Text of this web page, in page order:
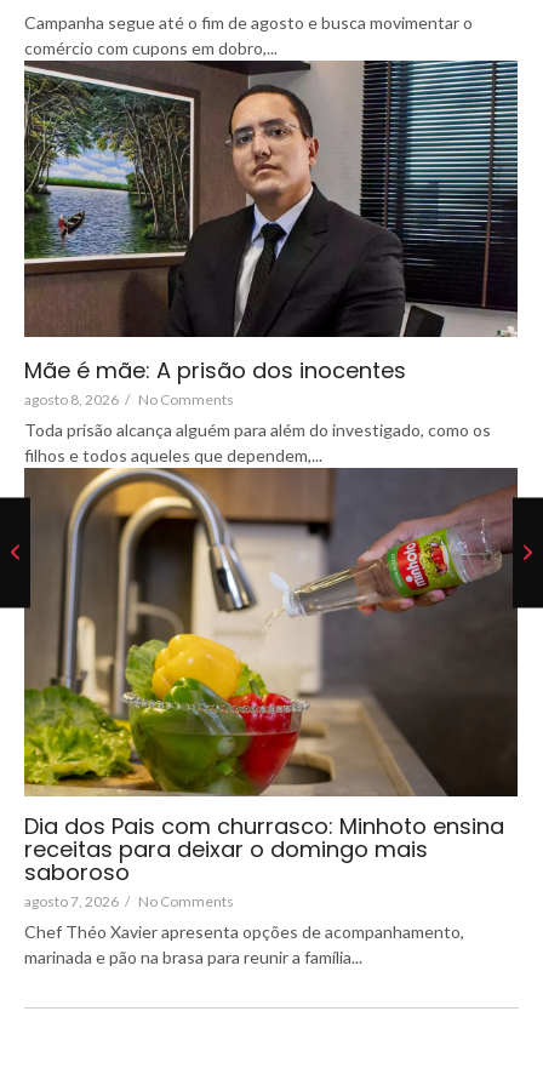
Campanha segue até o fim de agosto e busca movimentar o
comércio com cupons em dobro,...
Mãe é mãe: A prisão dos inocentes
agosto 8, 2026 / No Comments
Toda prisão alcança alguém para além do investigado, como os
filhos e todos aqueles que dependem,...
Dia dos Pais com churrasco: Minhoto ensina
receitas para deixar o domingo mais
saboroso
agosto 7, 2026 / No Comments
Chef Théo Xavier apresenta opções de acompanhamento,
marinada e pão na brasa para reunir a família...